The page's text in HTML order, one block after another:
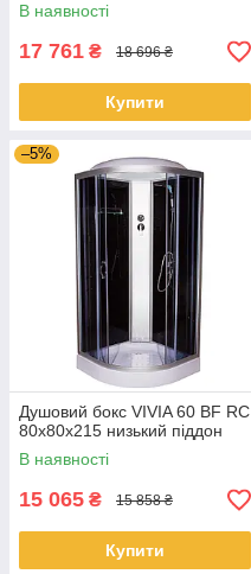
В наявності
17 761 ₴ 18 696 ₴
Купити
–5%
Душовий бокс VIVIA 60 BF RC
80х80х215 низький піддон
В наявності
15 065 ₴ 15 858 ₴
Купити